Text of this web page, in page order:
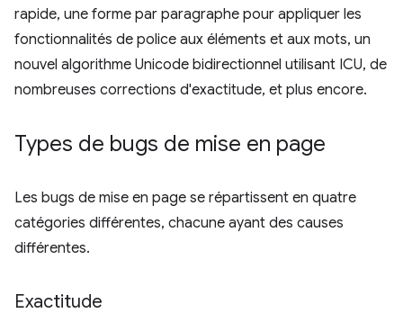
rapide, une forme par paragraphe pour appliquer les
fonctionnalités de police aux éléments et aux mots, un
nouvel algorithme Unicode bidirectionnel utilisant ICU, de
nombreuses corrections d'exactitude, et plus encore.
Types de bugs de mise en page
Les bugs de mise en page se répartissent en quatre
catégories différentes, chacune ayant des causes
différentes.
Exactitude